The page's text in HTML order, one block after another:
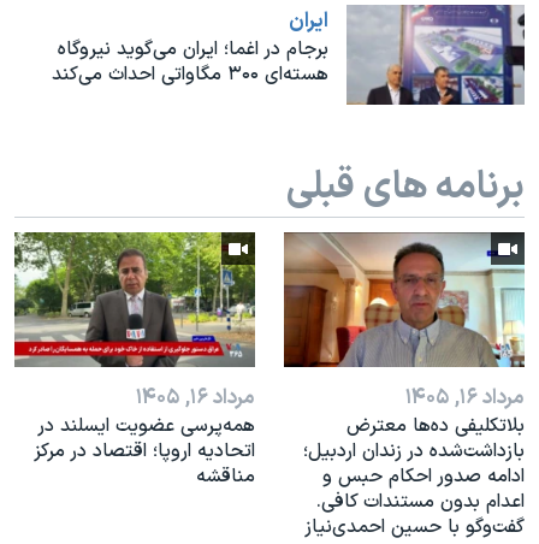
ايران
برجام در اغما؛ ایران می‌گوید نیروگاه
هسته‌ای ۳۰۰ مگاواتی احداث می‌کند
برنامه های قبلی
مرداد ۱۶, ۱۴۰۵
بلاتکلیفی ده‌ها معترض
بازداشت‌شده در زندان اردبیل؛
ادامه صدور احکام حبس و
اعدام بدون مستندات کافی.
گفت‌وگو با حسین احمدی‌نیاز
مرداد ۱۶, ۱۴۰۵
همه‌پرسی عضویت ایسلند در
اتحادیه اروپا؛ اقتصاد در مرکز
مناقشه